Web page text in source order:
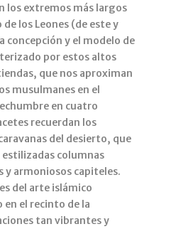
los extremos más largos
los Leones (de este y
concepción y el modelo de
por estos altos
que nos aproximan
musulmanes en el
en cuatro
recuerdan los
del desierto, que
columnas
y armoniosos capiteles.
del arte islámico
en el recinto de la
tan vibrantes y